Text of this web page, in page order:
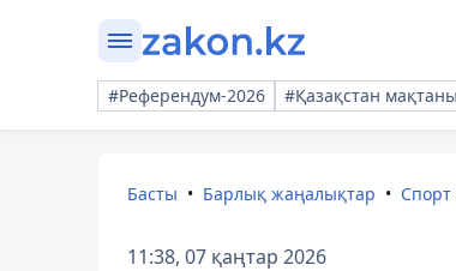
#Референдум-2026 #Қазақстан
Басты Барлық жаңалықтар
11:38, 07 қаңтар 2026